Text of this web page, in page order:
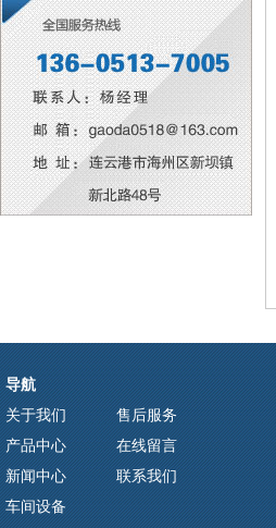
导航
关于我们
售后服务
产品中心
在线留言
新闻中心
联系我们
车间设备